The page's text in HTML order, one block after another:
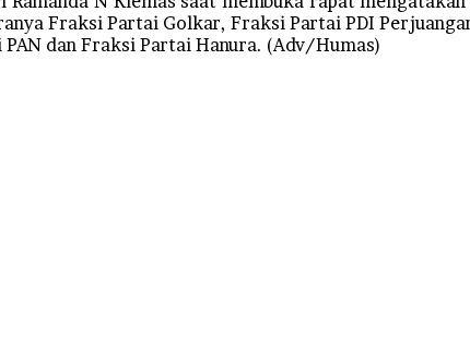
Fraksi Partai Golkar, Fraksi Partai PDI
dan Fraksi Partai Hanura. (Adv/Humas)